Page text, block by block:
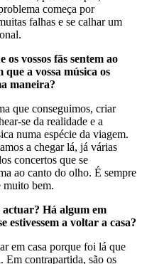
começa por
falhas e se calhar um
vossos fãs sentem ao
a vossa música os
maneira?
que conseguimos, criar
se da realidade e a
numa espécie da viagem.
a chegar lá, já várias
concertos que se
ao canto do olho. É sempre
muito bem.
actuar? Há algum em
estivessem a voltar a casa?
em casa porque foi lá que
Em contrapartida, são os